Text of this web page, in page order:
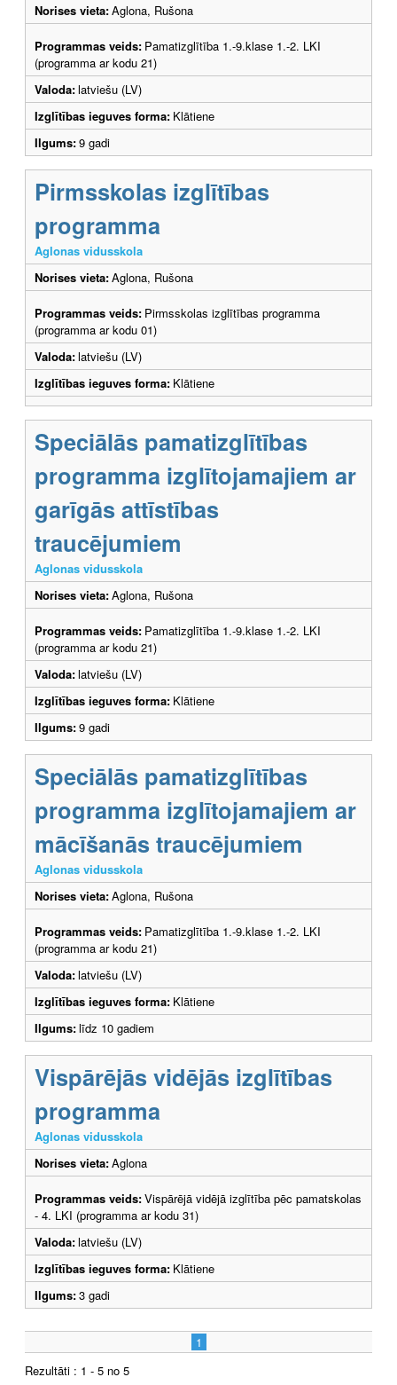
Norises vieta:Aglona, Rušona
Programmas veids: Pamatizglītība 1.-9.klase 1.-2. LKI
(programma ar kodu 21)
Valoda:latviešu (LV)
Izglītības ieguves forma: Klātiene
Ilgums:9 gadi
Pirmsskolas izglītības
programma
Aglonas vidusskola
Norises vieta:Aglona, Rušona
Programmas veids: Pirmsskolas izglītības programma
(programma ar kodu 01)
Valoda:latviešu (LV)
Izglītības ieguves forma: Klātiene
Speciālās pamatizglītības
programma izglītojamajiem ar
garīgās attīstības
traucējumiem
Aglonas vidusskola
Norises vieta:Aglona, Rušona
Programmas veids: Pamatizglītība 1.-9.klase 1.-2. LKI
(programma ar kodu 21)
Valoda:latviešu (LV)
Izglītības ieguves forma: Klātiene
Ilgums:9 gadi
Speciālās pamatizglītības
programma izglītojamajiem ar
mācīšanās traucējumiem
Aglonas vidusskola
Norises vieta:Aglona, Rušona
Programmas veids: Pamatizglītība 1.-9.klase 1.-2. LKI
(programma ar kodu 21)
Valoda:latviešu (LV)
Izglītības ieguves forma: Klātiene
Ilgums:līdz 10 gadiem
Vispārējās vidējās izglītības
programma
Aglonas vidusskola
Norises vieta:Aglona
Programmas veids:Vispārējā vidējā izglītība pēc pamatskolas
- 4. LKI (programma ar kodu 31)
Valoda:latviešu (LV)
Izglītības ieguves forma: Klātiene
Ilgums:3 gadi
1
Rezultāti : 1 - 5 no 5